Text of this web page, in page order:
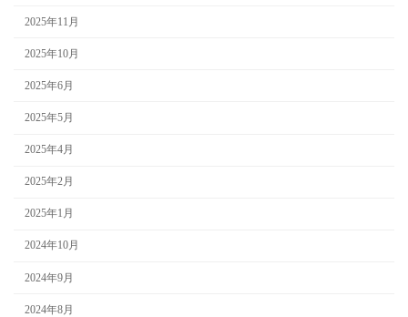
2025年11月
2025年10月
2025年6月
2025年5月
2025年4月
2025年2月
2025年1月
2024年10月
2024年9月
2024年8月